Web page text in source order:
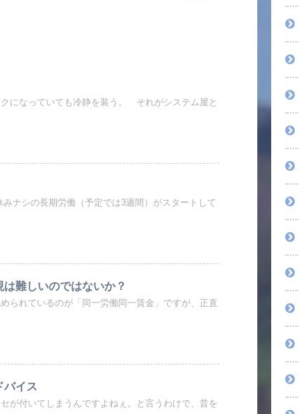
になっていても冷静を装う。 それがシステム屋と
ナシの長期労働（予定では3週間）がスタートして
難しいのではないか？
られているのが「同一労働同一賃金」ですが、正直
バイス
が付いてしまうんですよねぇ。と言うわけで、昔を